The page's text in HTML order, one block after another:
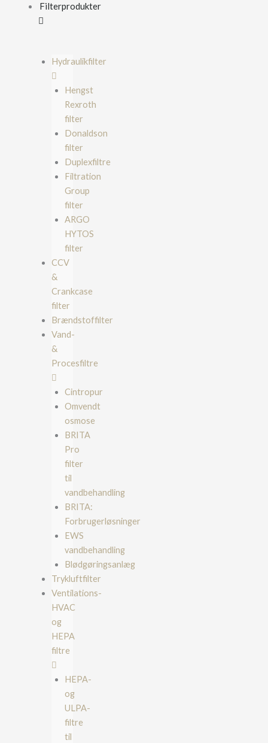
Filterprodukter
Hydraulikfilter
Hengst
Rexroth
filter
Donaldson
filter
Duplexfiltre
Filtration
Group
filter
ARGO
HYTOS
filter
CCV
&
Crankcase
filter
Brændstoffilter
Vand-
&
Procesfiltre
Cintropur
Omvendt
osmose
BRITA
Pro
filter
til
vandbehandling
BRITA:
Forbrugerløsninger
EWS
vandbehandling
Blødgøringsanlæg
Trykluftfilter
Ventilations-
HVAC
og
HEPA
filtre
HEPA-
og
ULPA-
filtre
til